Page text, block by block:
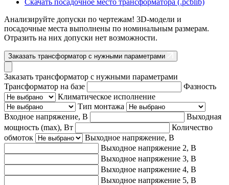
Анализируйте допуски по чертежам! 3D-модели и
посадочные места выполнены по номинальным размерам.
Отразить на них допуски нет возможности.
Заказать трансформатор с нужными параметрами
Заказать трансформатор с нужными параметрами
Трансформатор на базе
Фазность
Климатическое исполнение
Тип монтажа
Входное напряжение, В
Выходная
мощность (max), Вт
Количество
обмоток
Выходное напряжение, В
Выходное напряжение 2, В
Выходное напряжение 3, В
Выходное напряжение 4, В
Выходное напряжение 5, В